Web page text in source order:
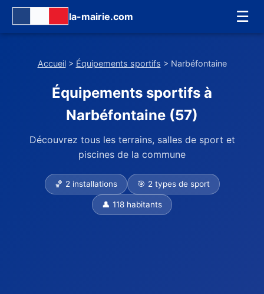
la-mairie.com ☰
Accueil> Équipements sportifs > Narbéfontaine
Équipements sportifs à
Narbéfontaine (57)
Découvrez tous les terrains, salles de sport et
piscines de la commune
🏀 2 installations 🎯 2 types de sport
👤 118 habitants